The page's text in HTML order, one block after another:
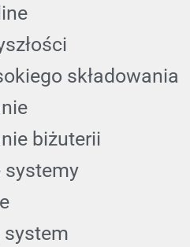
składowania
biżuterii
systemy
system